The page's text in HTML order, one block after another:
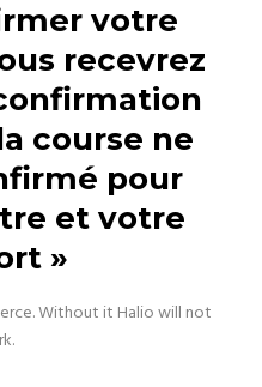
votre
recevrez
course ne
pour
et votre
»
Without it Halio will not